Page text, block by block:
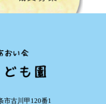
市古川甲120番1